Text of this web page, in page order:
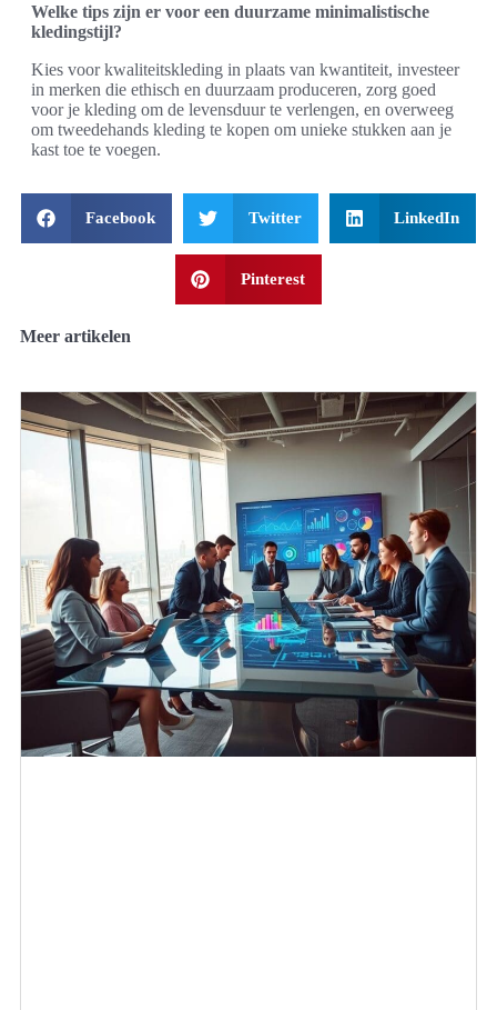
Welke tips zijn er voor een duurzame minimalistische
kledingstijl?
Kies voor kwaliteitskleding in plaats van kwantiteit, investeer
in merken die ethisch en duurzaam produceren, zorg goed
voor je kleding om de levensduur te verlengen, en overweeg
om tweedehands kleding te kopen om unieke stukken aan je
kast toe te voegen.
Facebook Twitter LinkedIn
Pinterest
Meer artikelen